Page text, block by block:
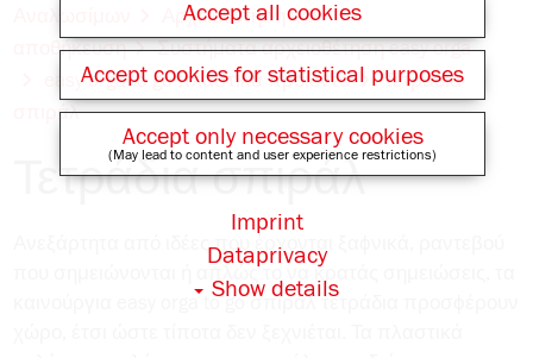
Αρχειοθέτηση και
αποθήκευση
Συστήματα αρχειοθέτηση easy orga
easy orga to go πλαστικά προιοντα
Τετράδια
σπιράλ
Τετράδια σπιράλ
Ανεξάρτητα από ιδέες που έρχονται ξαϕνικά, ραντεβού
Accept all cookies
Accept cookies for statistical purposes
Accept only necessary cookies
(May lead to content and user experience restrictions)
Show details
Dataprivacy
Imprint